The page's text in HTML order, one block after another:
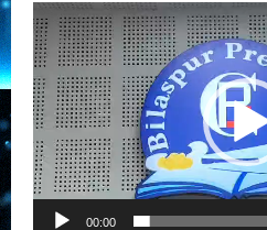
Video
Player
00:00